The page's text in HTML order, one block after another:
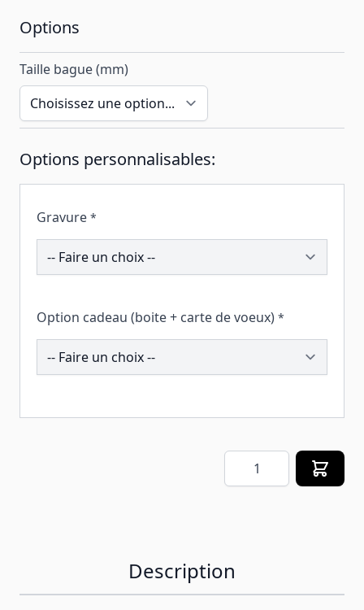
Options
Taille bague (mm)
Options personnalisables:
Gravure *
193862
Option cadeau (boite + carte de voeux) *
257683
Quantité
Description